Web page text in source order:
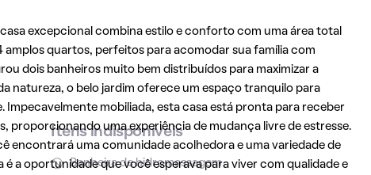
excepcional combina estilo e conforto com uma área total
quartos, perfeitos para acomodar sua família com
dois banheiros muito bem distribuídos para maximizar a
natureza, o belo jardim oferece um espaço tranquilo para
Impecavelmente mobiliada, esta casa está pronta para receber
proporcionando uma experiência de mudança livre de estresse.
encontrará uma comunidade acolhedora e uma variedade de
a oportunidade que você esperava para viver com qualidade e
Itens indisponíveis
Banheira de hidromassagem